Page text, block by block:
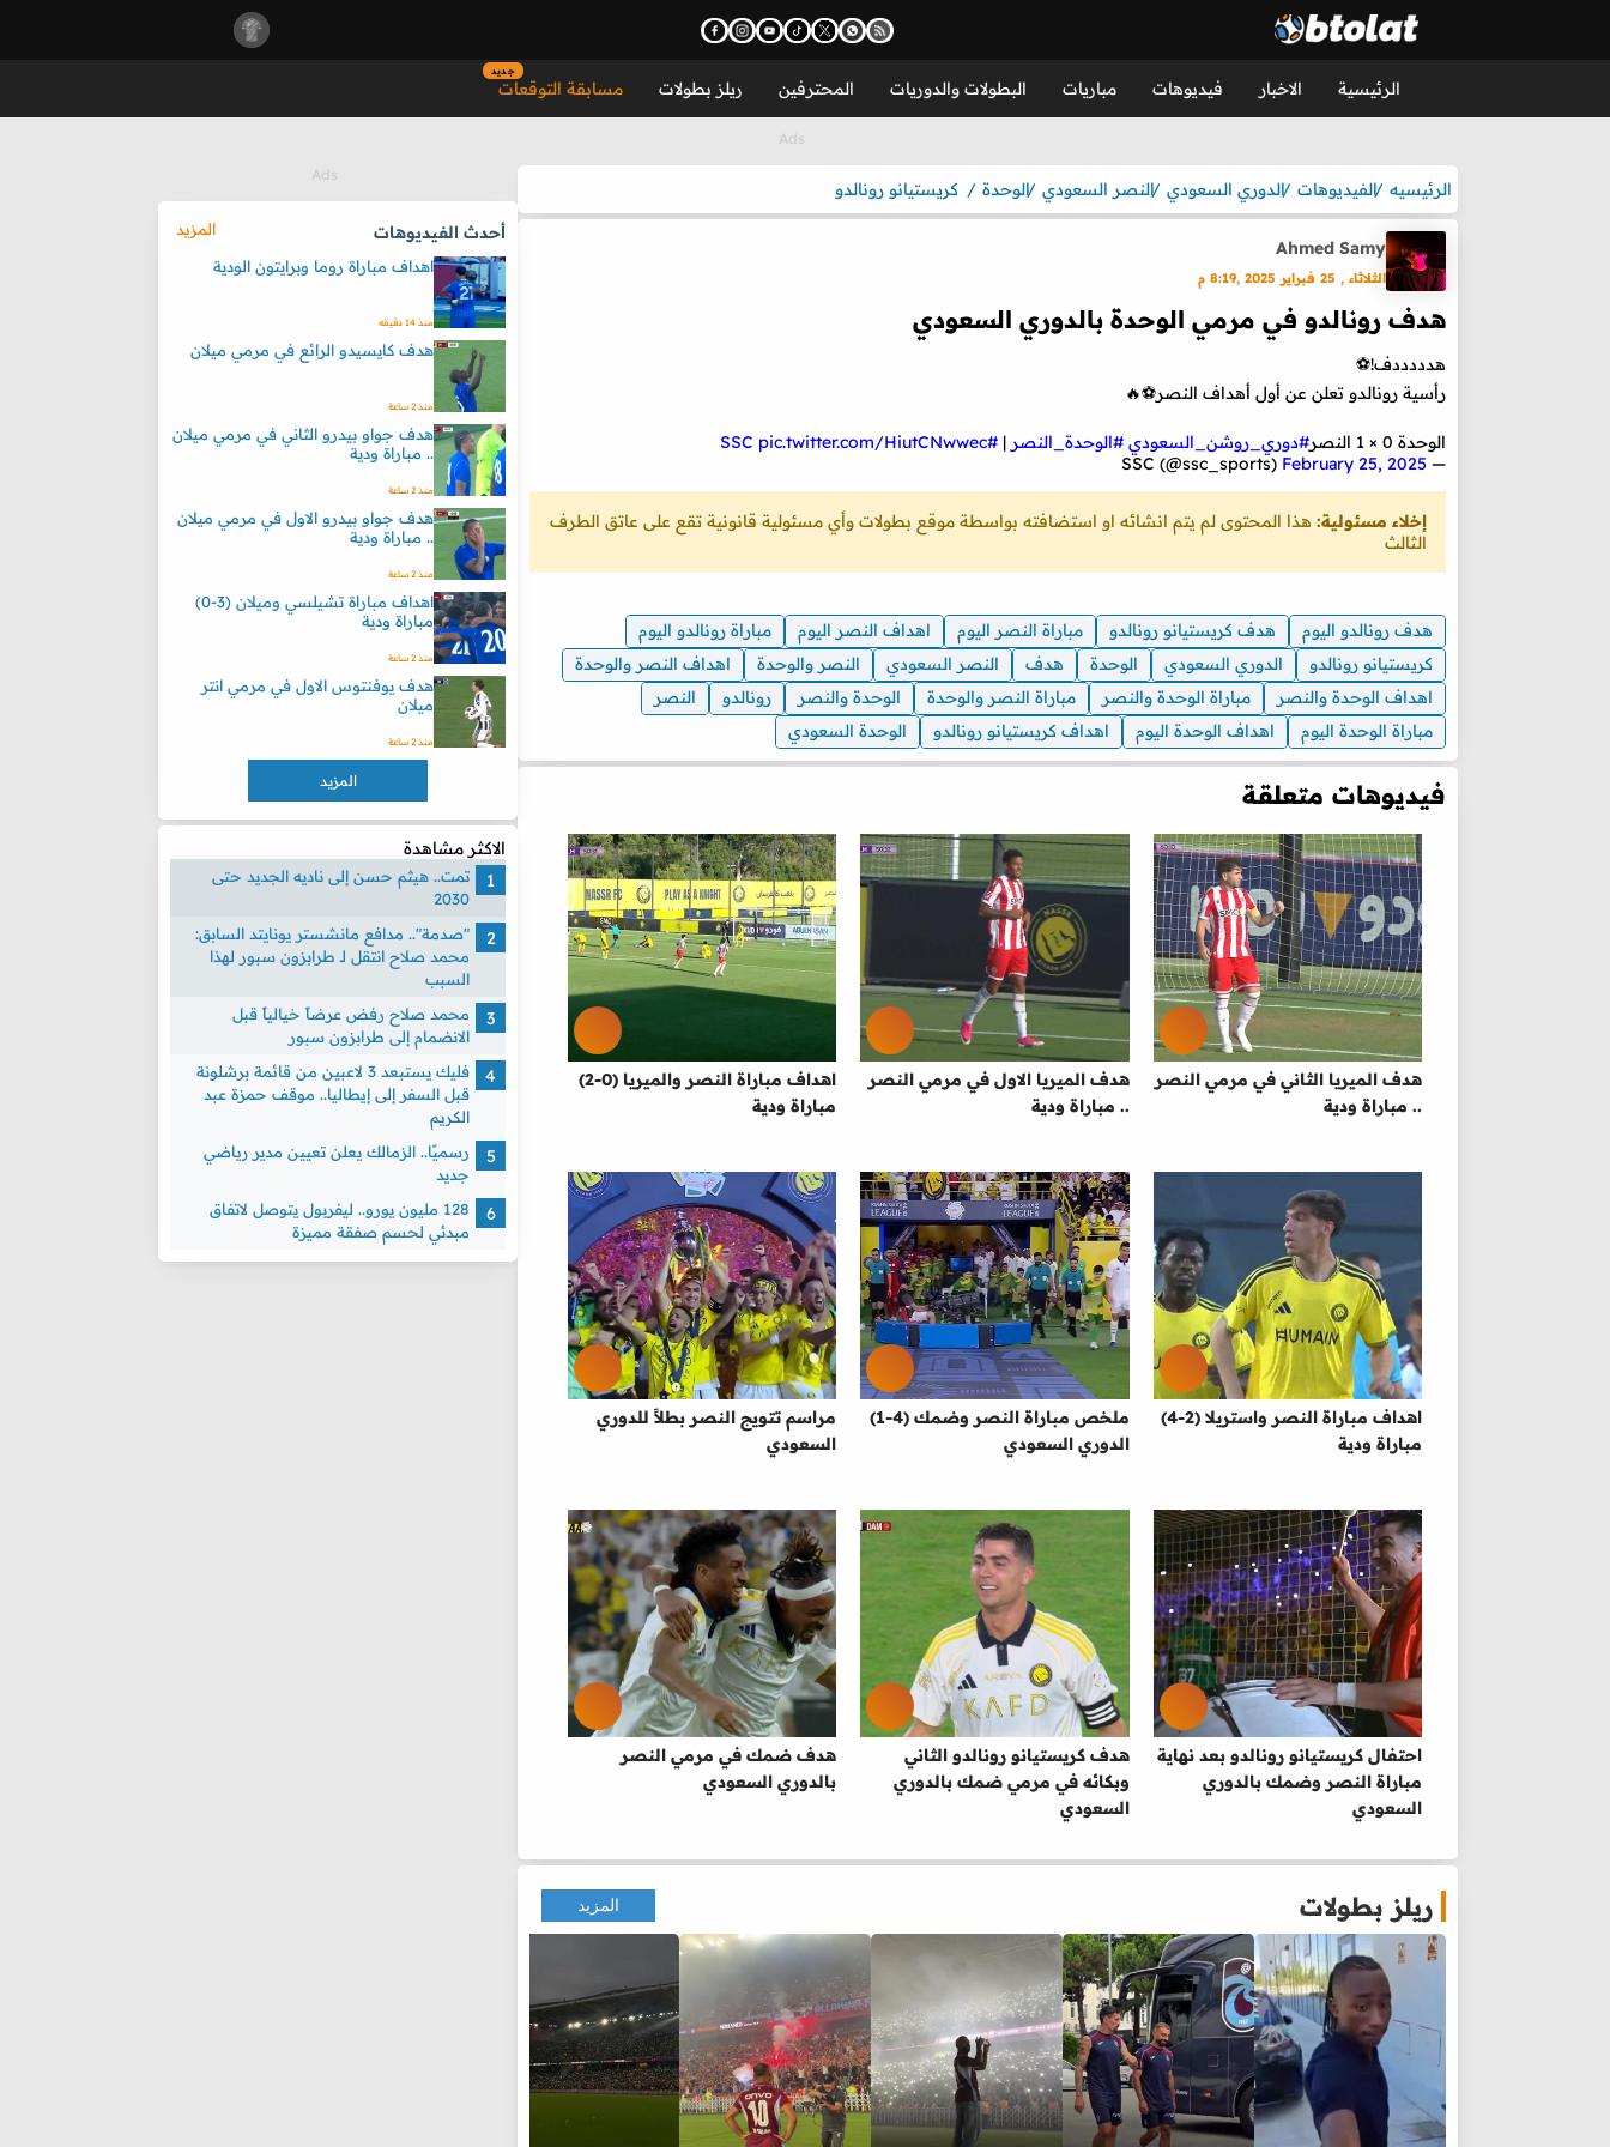
الرئيسية الاخبار فيديوهات مباريات البطولات والدوريات المحترفين ريلز بطولات مسابقة التوقعات
جديد
الرئيسيه الفيديوهات الدوري السعودي النصر السعودي الوحدة كريستيانو رونالدو
Ahmed Samy
الثلاثاء , 25 فبراير 2025 ,8:19 م
هدف رونالدو في مرمي الوحدة بالدوري السعودي
هدددددف!⚽
رأسية رونالدو تعلن عن أول أهداف النصر⚽🔥
الوحدة 0 × 1 النصر #دوري_روشن_السعودي #الوحدة_النصر |
#SSC
pic.twitter.com/HiutCNwwec
— SSC (@ssc_sports)
February 25, 2025
إخلاء مسئولية: هذا المحتوى لم يتم انشائه او استضافته بواسطة موقع بطولات وأي مسئولية قانونية تقع على عاتق الطرف
الثالث
هدف رونالدو اليوم هدف كريستيانو رونالدو مباراة النصر اليوم اهداف النصر اليوم
مباراة رونالدو اليوم
كريستيانو رونالدو
الدوري السعودي الوحدة هدف النصر السعودي النصر والوحدة
اهداف النصر والوحدة
اهداف الوحدة والنصر
مباراة الوحدة والنصر مباراة النصر والوحدة الوحدة والنصر رونالدو
النصر
مباراة الوحدة اليوم
اهداف الوحدة اليوم اهداف كريستيانو رونالدو الوحدة السعودي
فيديوهات متعلقة
هدف الميريا الثاني في مرمي النصر
.. مباراة ودية
هدف الميريا الاول في مرمي النصر
.. مباراة ودية
اهداف مباراة النصر والميريا (0-2)
مباراة ودية
اهداف مباراة النصر واستريلا (2-4)
مباراة ودية
ملخص مباراة النصر وضمك (4-1)
الدوري السعودي
مراسم تتويج النصر بطلاً للدوري
السعودي
احتفال كريستيانو رونالدو بعد نهاية
مباراة النصر وضمك بالدوري
السعودي
هدف كريستيانو رونالدو الثاني
وبكائه في مرمي ضمك بالدوري
السعودي
هدف ضمك في مرمي النصر
بالدوري السعودي
ريلز بطولات المزيد
أحدث الفيديوهات
المزيد
اهداف مباراة روما وبرايتون الودية
منذ 14 دقيقه
هدف كايسيدو الرائع في مرمي ميلان
منذ 2 ساعة
هدف جواو بيدرو الثاني في مرمي ميلان
.. مباراة ودية
منذ 2 ساعة
هدف جواو بيدرو الاول في مرمي ميلان
.. مباراة ودية
منذ 2 ساعة
اهداف مباراة تشيلسي وميلان (3-0)
مباراة ودية
منذ 2 ساعة
هدف يوفنتوس الاول في مرمي انتر
ميلان
منذ 2 ساعة
المزيد
الاكثر مشاهدة
تمت.. هيثم حسن إلى ناديه الجديد حتى
2030
"صدمة".. مدافع مانشستر يونايتد السابق:
محمد صلاح انتقل لـ طرابزون سبور لهذا
السبب
محمد صلاح رفض عرضاً خيالياً قبل
الانضمام إلى طرابزون سبور
فليك يستبعد 3 لاعبين من قائمة برشلونة
قبل السفر إلى إيطاليا.. موقف حمزة عبد
الكريم
رسميًا.. الزمالك يعلن تعيين مدير رياضي
جديد
128 مليون يورو.. ليفربول يتوصل لاتفاق
مبدئي لحسم صفقة مميزة